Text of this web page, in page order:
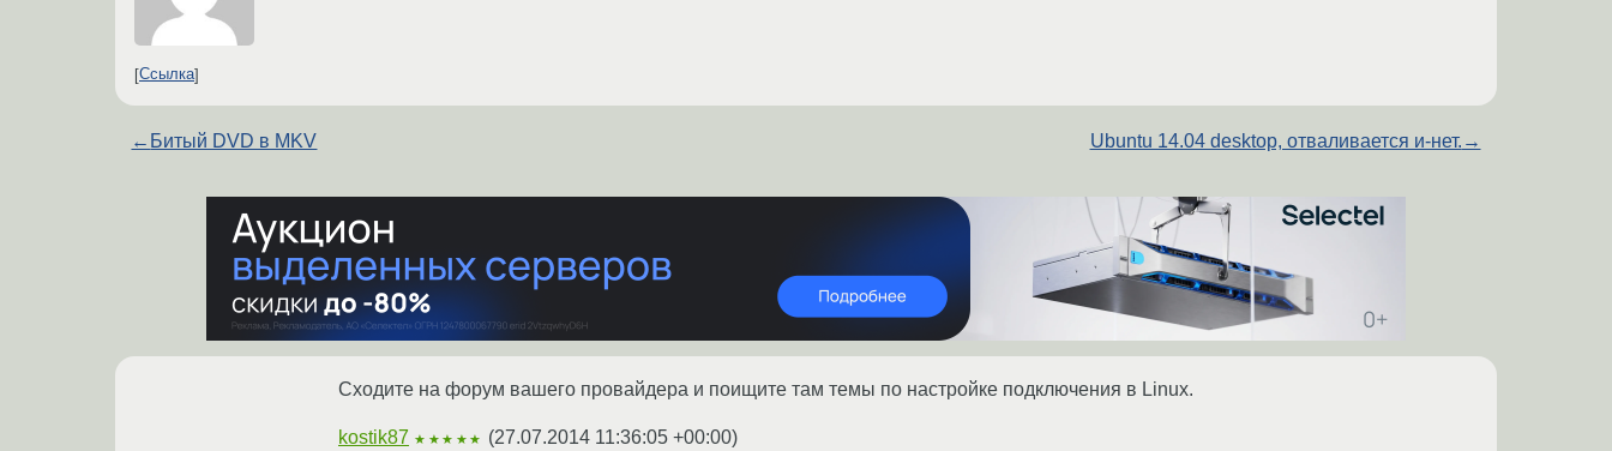
Ссылка
← Битый DVD в MKV Ubuntu 14.04 desktop, отваливается и-нет. →
Сходите на форум вашего провайдера и поищите там темы по настройке подключения в Linux.
kostik87 ★★★★★ (27.07.2014 11:36:05 +00:00)